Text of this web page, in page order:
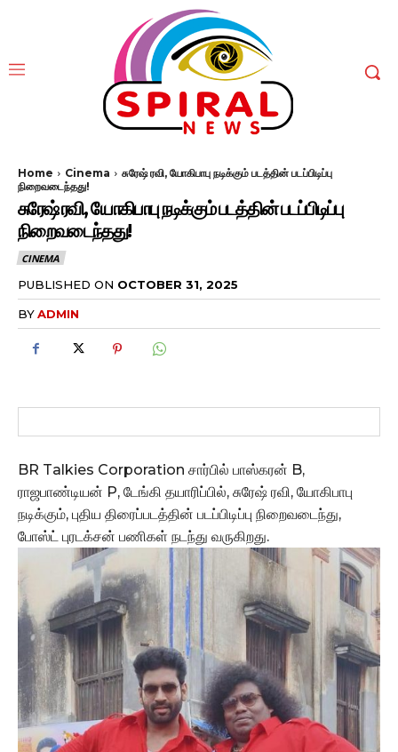
Home Cinema
சுரேஷ் ரவி, யோகிபாபு நடிக்கும் படத்தின் படப்பிடிப்பு
நிறைவடைந்தது!
சுரேஷ் ரவி, யோகிபாபு நடிக்கும் படத்தின் படப்பிடிப்பு
நிறைவடைந்தது!
CINEMA
PUBLISHED ON OCTOBER 31, 2025
BYADMIN
BR Talkies Corporation சார்பில் பாஸ்கரன் B,
ராஜபாண்டியன் P, டேங்கி தயாரிப்பில், சுரேஷ் ரவி, யோகிபாபு
நடிக்கும், புதிய திரைப்படத்தின் படப்பிடிப்பு நிறைவடைந்து,
போஸ்ட் புரடக்சன் பணிகள் நடந்து வருகிறது.